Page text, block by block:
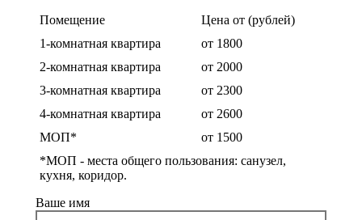
Помещение
Цена от (рублей)
1-комнатная квартира
от 1800
2-комнатная квартира
от 2000
3-комнатная квартира
от 2300
4-комнатная квартира
от 2600
МОП*
от 1500
*МОП - места общего пользования: санузел,
кухня, коридор.
Ваше имя